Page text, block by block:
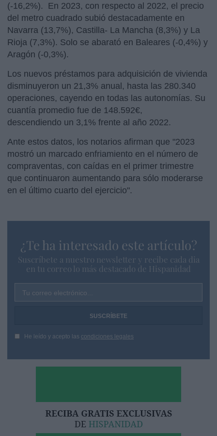
(-16,2%). En 2023, con respecto al 2022, el precio
del metro cuadrado subió destacadamente en
Navarra (13,7%), Castilla- La Mancha (8,3%) y La
Rioja (7,3%). Solo se abarató en Baleares (-0,4%) y
Aragón (-0,3%).
Los nuevos préstamos para adquisición de vivienda
disminuyeron un 21,3% anual, hasta las 280.340
operaciones, cayendo en todas las autonomías. Su
cuantía promedio fue de 148.592€,
descendiendo un 3,1% frente al año 2022.
Ante estos datos, los notarios afirman que "2023
mostró un marcado enfriamiento en el número de
compraventas, con caídas en el primer trimestre
que continuaron aumentando para sólo moderarse
en el último cuarto del ejercicio".
¿Te ha interesado este artículo?
Suscríbete a nuestro newsletter y recibe cada dia
en tu correo lo más destacado de Hispanidad
Tu correo electrónico...
He leído y acepto las condiciones legales